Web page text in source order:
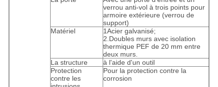
verrou anti-vol à trois points pour
armoire extérieure (verrou de
support)
Matériel
1Acier galvanisé;
2.Doubles murs avec isolation
thermique PEF de 20 mm entre
deux murs.
La structure
à l'aide d'un outil
Protection
contre les
Pour la protection contre la
corrosion